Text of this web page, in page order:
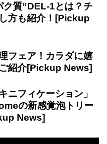
ク質”DEL-1とは？チ
方も紹介！
フェア！カラダに嬉
紹介
ニフィケーション」
の新感覚泡トリー